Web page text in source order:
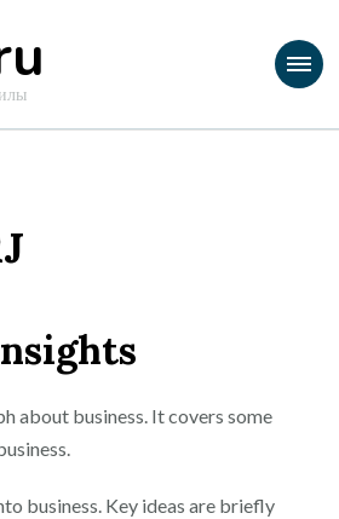
about business. It covers some
business. Key ideas are briefly